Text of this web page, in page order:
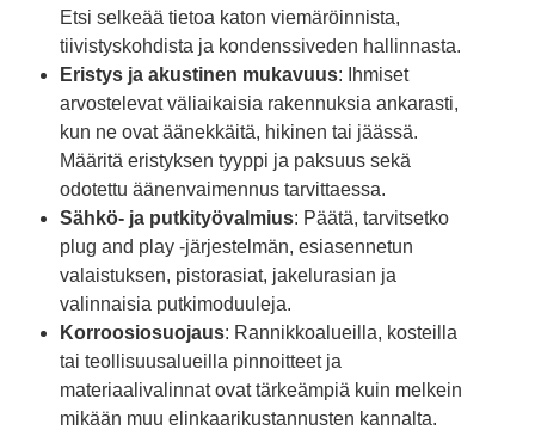
Etsi selkeää tietoa katon viemäröinnista,
tiivistyskohdista ja kondenssiveden hallinnasta.
Eristys ja akustinen mukavuus: Ihmiset
arvostelevat väliaikaisia ​​rakennuksia ankarasti,
kun ne ovat äänekkäitä, hikinen tai jäässä.
Määritä eristyksen tyyppi ja paksuus sekä
odotettu äänenvaimennus tarvittaessa.
Sähkö- ja putkityövalmius: Päätä, tarvitsetko
plug and play -järjestelmän, esiasennetun
valaistuksen, pistorasiat, jakelurasian ja
valinnaisia ​​putkimoduuleja.
Korroosiosuojaus: Rannikkoalueilla, kosteilla
tai teollisuusalueilla pinnoitteet ja
materiaalivalinnat ovat tärkeämpiä kuin melkein
mikään muu elinkaarikustannusten kannalta.